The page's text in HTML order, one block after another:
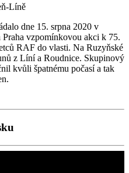
Líně
dne 15. srpna 2020 v
vzpomínkovou akci k 75.
RAF do vlasti. Na Ruzyňské
z Líní a Roudnice. Skupinový
kvůli špatnému počasí a tak